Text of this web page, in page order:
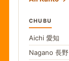
CHUBU
Aichi 愛知
Nagano 長野